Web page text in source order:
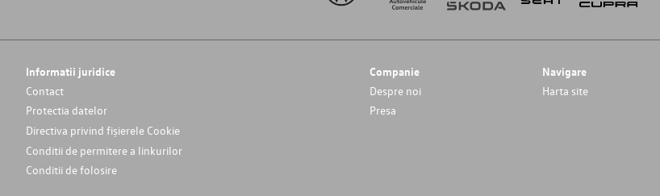
Informatii juridice
Contact
Protectia datelor
Directiva privind fișierele Cookie
Conditii de permitere a linkurilor
Conditii de folosire
Companie
Despre noi
Presa
Navigare
Harta site